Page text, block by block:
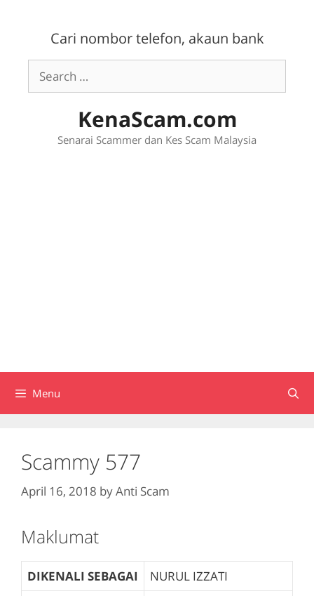
Cari nombor telefon, akaun bank
Search
for:
KenaScam.com
Senarai Scammer dan Kes Scam Malaysia
Menu
Scammy 577
April 16, 2018 byAnti Scam
Maklumat
DIKENALI SEBAGAI
NURUL IZZATI